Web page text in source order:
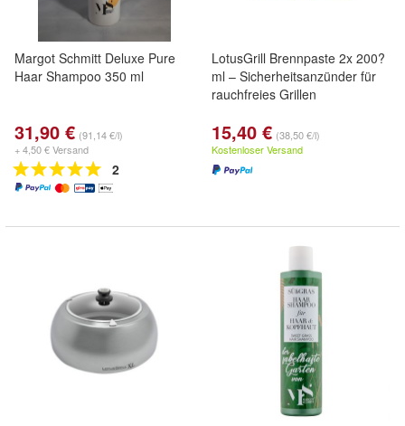
Margot Schmitt Deluxe Pure
Haar Shampoo 350 ml
31,90 € (91,14 €/l)
+ 4,50 € Versand
2
LotusGrill Brennpaste 2x 200?
ml – Sicherheitsanzünder für
rauchfreies Grillen
15,40 € (38,50 €/l)
Kostenloser Versand